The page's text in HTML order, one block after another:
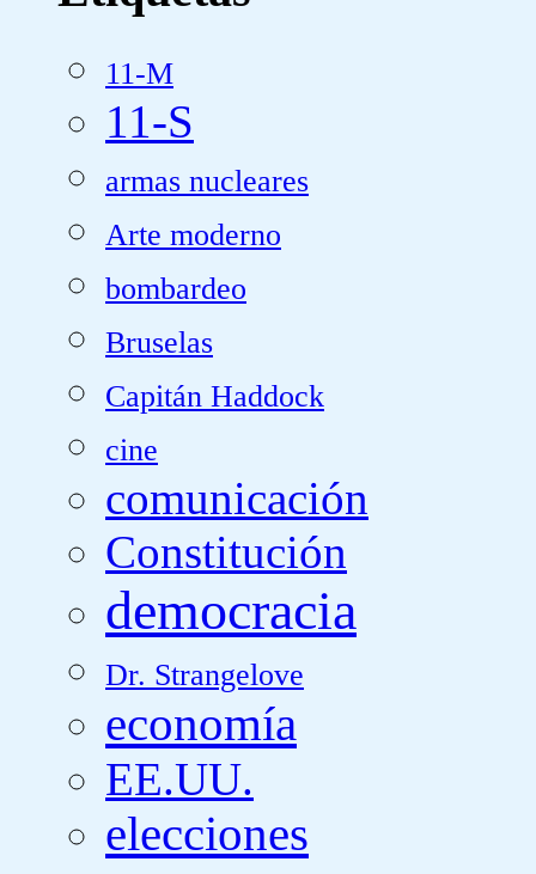
11-M
11-S
armas nucleares
Arte moderno
bombardeo
Bruselas
Capitán Haddock
cine
comunicación
Constitución
democracia
Dr. Strangelove
economía
EE.UU.
elecciones